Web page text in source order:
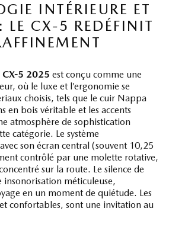
INTÉRIEURE ET
LE CX-5 REDÉFINIT
CX-5 2025 est conçu comme une
où le luxe et l’ergonomie se
choisis, tels que le cuir Nappa
en bois véritable et les accents
atmosphère de sophistication
catégorie. Le système
son écran central (souvent 10,25
contrôlé par une molette rotative,
sur la route. Le silence de
insonorisation méticuleuse,
en un moment de quiétude. Les
confortables, sont une invitation au